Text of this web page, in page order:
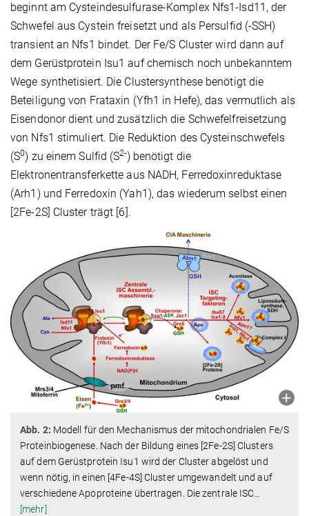
beginnt am Cysteindesulfurase-Komplex Nfs1-Isd11, der
Schwefel aus Cystein freisetzt und als Persulfid (-SSH)
transient an Nfs1 bindet. Der Fe/S Cluster wird dann auf
dem Gerüstprotein Isu1 auf chemisch noch unbekanntem
Wege synthetisiert. Die Clustersynthese benötigt die
Beteiligung von Frataxin (Yfh1 in Hefe), das vermutlich als
Eisendonor dient und zusätzlich die Schwefelfreisetzung
von Nfs1 stimuliert. Die Reduktion des Cysteinschwefels
(S0) zu einem Sulfid (S2-) benötigt die
Elektronentransferkette aus NADH, Ferredoxinreduktase
(Arh1) und Ferredoxin (Yah1), das wiederum selbst einen
[2Fe-2S] Cluster trägt [6].
Abb. 2: Modell für den Mechanismus der mitochondrialen Fe/S
Proteinbiogenese. Nach der Bildung eines [2Fe-2S] Clusters
auf dem Gerüstprotein Isu1 wird der Cluster abgelöst und
wenn nötig, in einen [4Fe-4S] Cluster umgewandelt und auf
verschiedene Apoproteine übertragen. Die zentrale ISC…
[mehr]